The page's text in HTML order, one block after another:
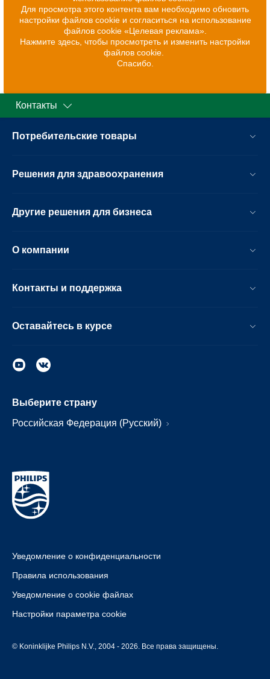
Для просмотра этого контента вам необходимо обновить
настройки файлов cookie и согласиться на использование
файлов cookie «Целевая реклама».
Нажмите здесь, чтобы просмотреть и изменить настройки
файлов cookie.
Спасибо.
Контакты
Потребительские товары
Решения для здравоохранения
Другие решения для бизнеса
О компании
Контакты и поддержка
Оставайтесь в курсе
Выберите страну
Российская Федерация (Русский)
Уведомление о конфиденциальности
Правила использования
Уведомление о cookie файлах
Настройки параметра cookie
© Koninklijke Philips N.V., 2004 - 2026. Все права защищены.